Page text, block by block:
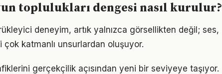
toplulukları dengesi nasıl kurulur?
deneyim, artık yalnızca görsellikten değil; ses,
katmanlı unsurlardan oluşuyor.
gerçekçilik açısından yeni bir seviyeye taşıyor.